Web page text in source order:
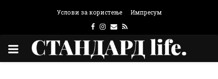
Услови за користење Импресум
Facebook
Instagram
Email
Rss
PRIMARY